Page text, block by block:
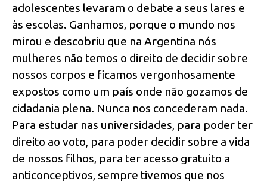
adolescentes levaram o debate a seus lares e
às escolas. Ganhamos, porque o mundo nos
mirou e descobriu que na Argentina nós
mulheres não temos o direito de decidir sobre
nossos corpos e ficamos vergonhosamente
expostos como um país onde não gozamos de
cidadania plena. Nunca nos concederam nada.
Para estudar nas universidades, para poder ter
direito ao voto, para poder decidir sobre a vida
de nossos filhos, para ter acesso gratuito a
anticonceptivos, sempre tivemos que nos